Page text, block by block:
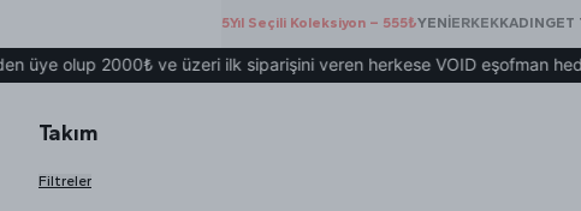
5.Yıl Seçili Koleksiyon – 555₺YENİERKEKKADINGET
olup 2000₺ ve üzeri ilk siparişini veren herkese VOID eşofman hediye!
Takım
Filtreler